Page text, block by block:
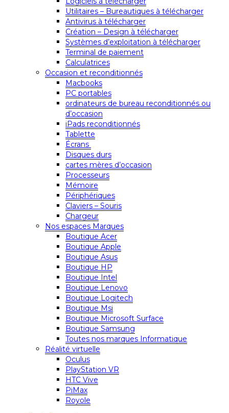
Utilitaires – Bureautiques à télécharger
Antivirus à télécharger
Création – Design à télécharger
Systèmes d’exploitation à télécharger
Terminal de paiement
Calculatrices
Occasion et reconditionnés
Macbooks
PC portables
ordinateurs de bureau reconditionnés ou
d’occasion
iPads reconditionnés
Tablette
Écrans
Disques durs
cartes mères d’occasion
Processeurs
Mémoire
Périphériques
Claviers – Souris
Chargeur
Nos espaces Marques
Boutique Acer
Boutique Apple
Boutique Asus
Boutique HP
Boutique Intel
Boutique Lenovo
Boutique Logitech
Boutique Msi
Boutique Microsoft Surface
Boutique Samsung
Toutes nos marques Informatique
Réalité virtuelle
Oculus
PlayStation VR
HTC Vive
PiMax
Royole